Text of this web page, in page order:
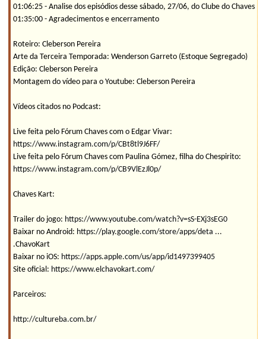
01:06:25 - Analise dos episódios desse sábado, 27/06, do Clube do Chaves
01:35:00 - Agradecimentos e encerramento
Roteiro: Cleberson Pereira
Arte da Terceira Temporada: Wenderson Garreto (Estoque Segregado)
Edição: Cleberson Pereira
Montagem do vídeo para o Youtube: Cleberson Pereira
Vídeos citados no Podcast:
Live feita pelo Fórum Chaves com o Edgar Vivar:
https://www.instagram.com/p/CBt8tl9J6FF/
Live feita pelo Fórum Chaves com Paulina Gómez, filha do Chespirito:
https://www.instagram.com/p/CB9VlEzJl0p/
Chaves Kart:
Trailer do jogo: https://www.youtube.com/watch?v=sS-EXj3sEG0
Baixar no Android: https://play.google.com/store/apps/deta ...
.ChavoKart
Baixar no iOS: https://apps.apple.com/us/app/id1497399405
Site oficial: https://www.elchavokart.com/
Parceiros:
http://cultureba.com.br/